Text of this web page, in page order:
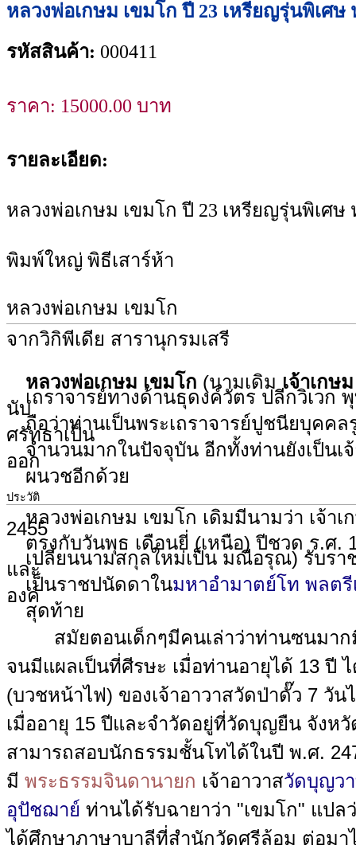
หลวงพ่อเกษม เขมโก ปี 23 เหรียญรุ่นพิเศ
รหัสสินค้า: 000411
ราคา: 15000.00 บาท
รายละเอียด:
หลวงพ่อเกษม เขมโก ปี 23 เหรียญรุ่นพิเศ
พิมพ์ใหญ่ พิธีเสาร์ห้า
หลวงพ่อเกษม เขมโก
จากวิกิพีเดีย สารานุกรมเสรี
หลวงพ่อเกษม เขมโก (นามเดิม เจ้าเกษ
เถราจารย์ทางด้านธุดงค์วัตร ปลีกวิเวก
นับ
ถือว่าท่านเป็นพระเถราจารย์ปูชนียบุคคล
ศรัทธาเป็น
จำนวนมากในปัจจุบัน อีกทั้งท่านยังเป็นเ
ออก
ผนวชอีกด้วย
ประวัติ
หลวงพ่อเกษม เขมโก เดิมมีนามว่า เจ้า
2455
ตรงกับวันพุธ เดือนยี่ (เหนือ) ปีชวด ร.ศ.
เปลี่ยนนามสกุลใหม่เป็น มณีอรุณ) รับรา
และ
เป็นราชปนัดดาในมหาอำมาตย์โท พลต
องค์
สุดท้าย
สมัยตอนเด็กๆมีคนเล่าว่าท่านซนมา
จนมีแผลเป็นที่ศีรษะ เมื่อท่านอายุได้ 13 ปี
(บวชหน้าไฟ) ของเจ้าอาวาสวัดป่าดั๊ว 7 วั
เมื่ออายุ 15 ปีและจำวัดอยู่ที่วัดบุญยืน จังห
สามารถสอบนักธรรมชั้นโทได้ในปี พ.ศ.
มี พระธรรมจินดานายก เจ้าอาวาสวัดบุญว
อุปัชฌาย์ ท่านได้รับฉายาว่า "เขมโก" แปล
ได้ศึกษาภาษาบาลีที่สำนักวัดศรีล้อม ต่อม